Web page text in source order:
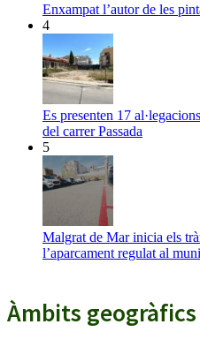
Enxampat l’autor de les
4
Es presenten 17
del carrer Passada
5
Malgrat de Mar inicia els
l’aparcament regulat al
Àmbits geogràfics